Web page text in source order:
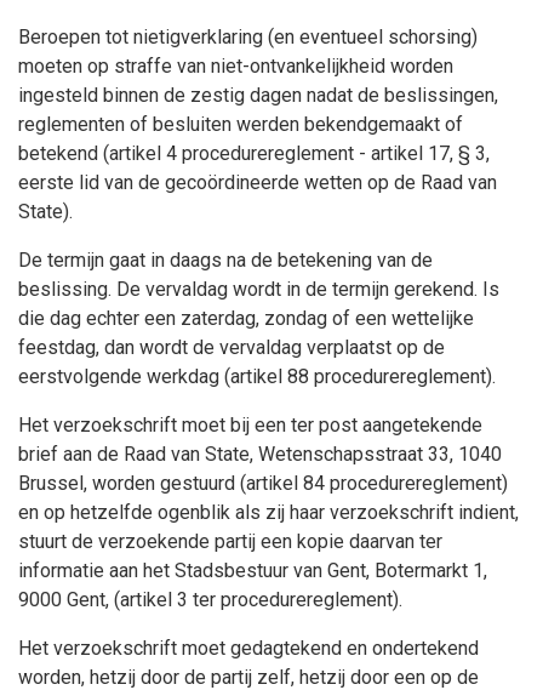
Beroepen tot nietigverklaring (en eventueel schorsing)
moeten op straffe van niet-ontvankelijkheid worden
ingesteld binnen de zestig dagen nadat de beslissingen,
reglementen of besluiten werden bekendgemaakt of
betekend (artikel 4 procedurereglement - artikel 17, § 3,
eerste lid van de gecoördineerde wetten op de Raad van
State).
De termijn gaat in daags na de betekening van de
beslissing. De vervaldag wordt in de termijn gerekend. Is
die dag echter een zaterdag, zondag of een wettelijke
feestdag, dan wordt de vervaldag verplaatst op de
eerstvolgende werkdag (artikel 88 procedurereglement).
Het verzoekschrift moet bij een ter post aangetekende
brief aan de Raad van State, Wetenschapsstraat 33, 1040
Brussel, worden gestuurd (artikel 84 procedurereglement)
en op hetzelfde ogenblik als zij haar verzoekschrift indient,
stuurt de verzoekende partij een kopie daarvan ter
informatie aan het Stadsbestuur van Gent, Botermarkt 1,
9000 Gent, (artikel 3 ter procedurereglement).
Het verzoekschrift moet gedagtekend en ondertekend
worden, hetzij door de partij zelf, hetzij door een op de